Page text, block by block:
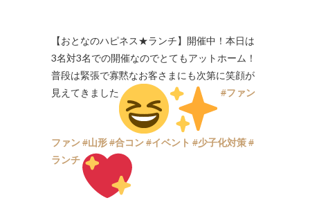
【おとなのハピネス★ランチ】開催中！本日は
3名対3名での開催なのでとてもアットホーム！
普段は緊張で寡黙なお客さまにも次第に笑顔が
見えてきました
#ファン
ファン#山形#合コン#イベント #少子化対策#
ランチ